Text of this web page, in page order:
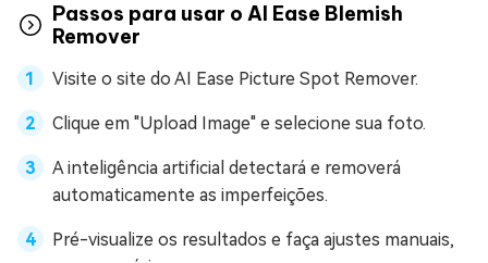
Passos para usar o AI Ease Blemish
Remover
Visite o site do AI Ease Picture Spot Remover.
Clique em "Upload Image" e selecione sua foto.
A inteligência artificial detectará e removerá
automaticamente as imperfeições.
Pré-visualize os resultados e faça ajustes manuais,